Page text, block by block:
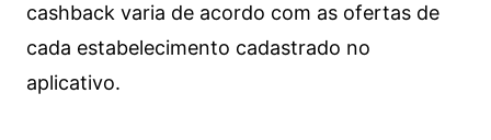
cashback varia de acordo com as ofertas de
cada estabelecimento cadastrado no
aplicativo.